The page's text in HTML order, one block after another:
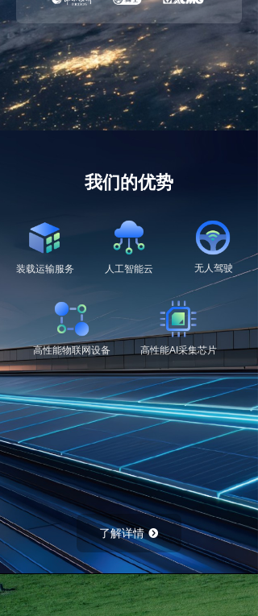
我们的优势
装载运输服务 人工智能云 无人驾驶
高性能物联网设备 高性能AI采集芯片
了解详情 뀹